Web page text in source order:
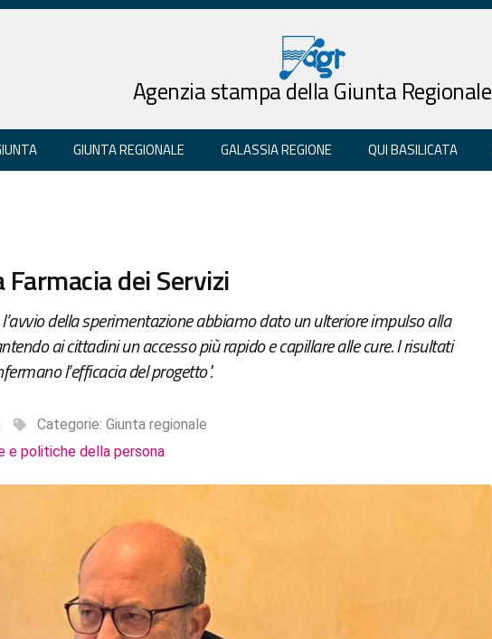
Agenzia stampa della Giunta Regionale
GIUNTA REGIONALE GALASSIA REGIONE QUI BASILICATA
dei Servizi
della sperimentazione abbiamo dato un ulteriore impulso alla
ai cittadini un accesso più rapido e capillare alle cure. I risultati
l’efficacia del progetto".
Categorie: Giunta regionale
e politiche della persona